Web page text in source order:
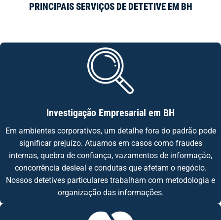
PRINCIPAIS SERVIÇOS DE DETETIVE EM BH
Investigação Empresarial em BH
Em ambientes corporativos, um detalhe fora do padrão pode
significar prejuízo. Atuamos em casos como fraudes
internas, quebra de confiança, vazamentos de informação,
concorrência desleal e condutas que afetam o negócio.
Nossos detetives particulares trabalham com metodologia e
organização das informações.